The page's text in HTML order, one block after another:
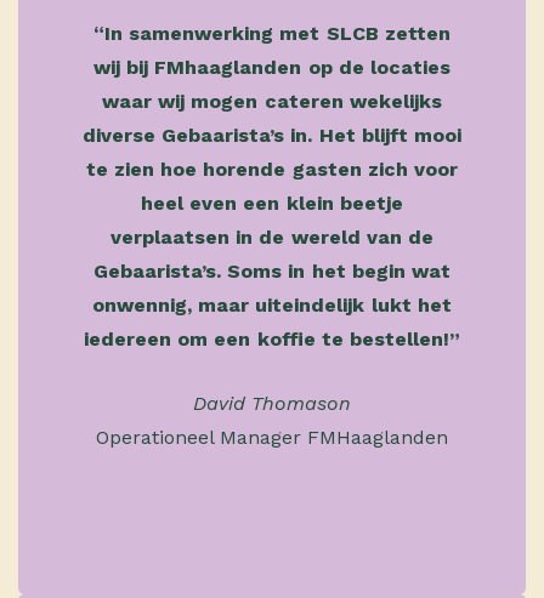
“In samenwerking met SLCB zetten
wij bij FMhaaglanden op de locaties
waar wij mogen cateren wekelijks
diverse Gebaarista’s in. Het blijft mooi
te zien hoe horende gasten zich voor
heel even een klein beetje
verplaatsen in de wereld van de
Gebaarista’s. Soms in het begin wat
onwennig, maar uiteindelijk lukt het
iedereen om een koffie te bestellen!”
David Thomason
Operationeel Manager FMHaaglanden